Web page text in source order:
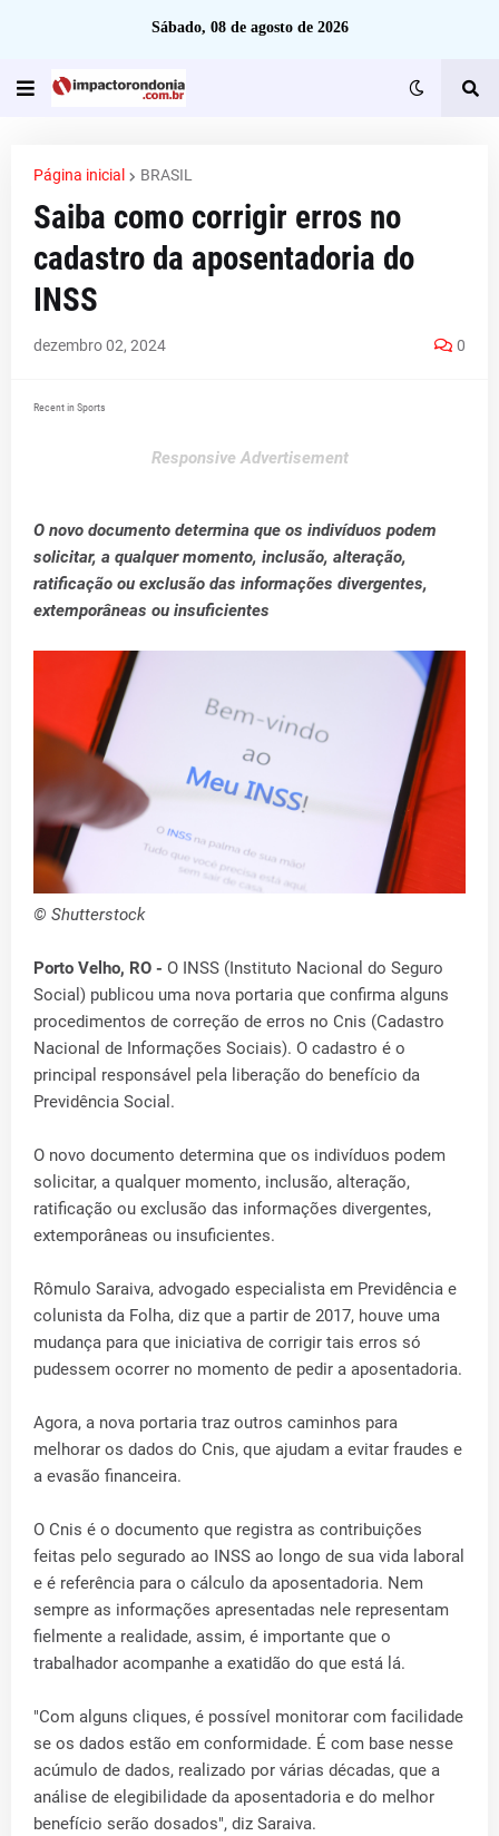
Sábado, 08 de agosto de 2026
Página inicial BRASIL
Saiba como corrigir erros no
cadastro da aposentadoria do
INSS
dezembro 02, 2024 0
Recent in Sports
Responsive Advertisement
O novo documento determina que os indivíduos podem
solicitar, a qualquer momento, inclusão, alteração,
ratificação ou exclusão das informações divergentes,
extemporâneas ou insuficientes
© Shutterstock
Porto Velho, RO - O INSS (Instituto Nacional do Seguro
Social) publicou uma nova portaria que confirma alguns
procedimentos de correção de erros no Cnis (Cadastro
Nacional de Informações Sociais). O cadastro é o
principal responsável pela liberação do benefício da
Previdência Social.
O novo documento determina que os indivíduos podem
solicitar, a qualquer momento, inclusão, alteração,
ratificação ou exclusão das informações divergentes,
extemporâneas ou insuficientes.
Rômulo Saraiva, advogado especialista em Previdência e
colunista da Folha, diz que a partir de 2017, houve uma
mudança para que iniciativa de corrigir tais erros só
pudessem ocorrer no momento de pedir a aposentadoria.
Agora, a nova portaria traz outros caminhos para
melhorar os dados do Cnis, que ajudam a evitar fraudes e
a evasão financeira.
O Cnis é o documento que registra as contribuições
feitas pelo segurado ao INSS ao longo de sua vida laboral
e é referência para o cálculo da aposentadoria. Nem
sempre as informações apresentadas nele representam
fielmente a realidade, assim, é importante que o
trabalhador acompanhe a exatidão do que está lá.
"Com alguns cliques, é possível monitorar com facilidade
se os dados estão em conformidade. É com base nesse
acúmulo de dados, realizado por várias décadas, que a
análise de elegibilidade da aposentadoria e do melhor
benefício serão dosados", diz Saraiva.